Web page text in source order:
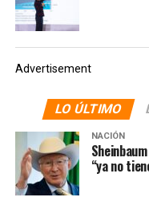
Advertisement
LO ÚLTIMO
NACIÓN
“ya no